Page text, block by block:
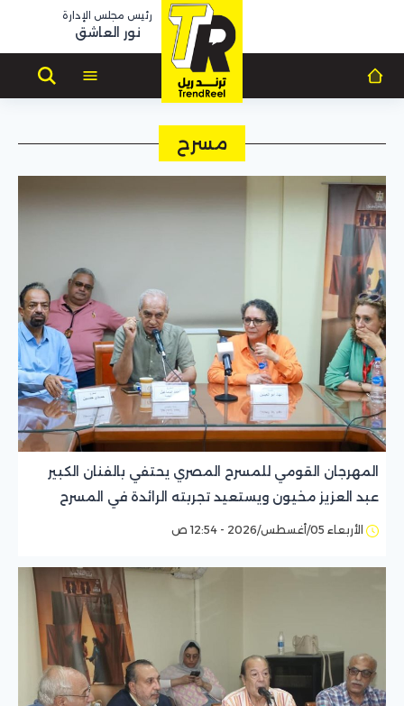
رئيس مجلس الإدارة
نور العاشق
مسرح
المهرجان القومي للمسرح المصري يحتفي بالفنان الكبير
عبد العزيز مخيون ويستعيد تجربته الرائدة في المسرح
الريفيالأربعاء 05/أغسطس/2026 - 12:54 ص